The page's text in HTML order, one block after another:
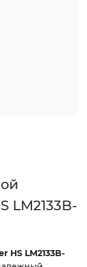
LM2133B-
HS LM2133B-